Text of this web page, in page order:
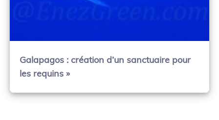
Galapagos : création d’un sanctuaire pour
les requins »